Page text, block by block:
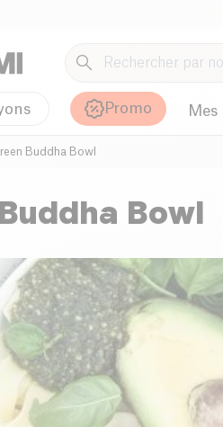
Promo
Buddha Bowl
Bowl